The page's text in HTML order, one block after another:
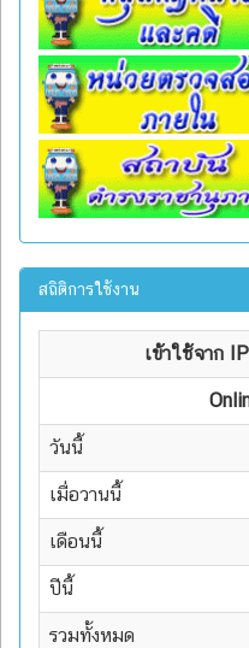
สถิติการใช้งาน
เข้าใช้จาก
วันนี้
เมื่อวานนี้
เดือนนี้
ปีนี้
รวมทั้งหมด